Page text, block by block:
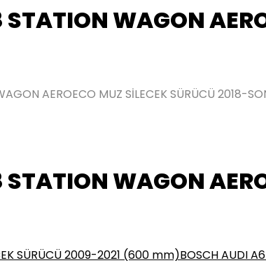
WAGON
AEROECO MUZ SİLECEK SÜRÜCÜ 2018-
WAGON
SÜRÜCÜ 2009-2021 (600 mm)BOSCH AUDI